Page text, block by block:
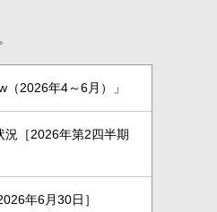
2026年4～6月）」
況［2026年第2四半期
年6月30日］